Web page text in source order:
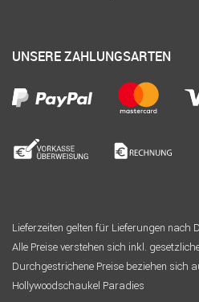
UNSERE ZAHLUNGSARTEN
Lieferzeiten gelten für Lieferungen nach
Alle Preise verstehen sich inkl.
Durchgestrichene Preise beziehen sich
Hollywoodschaukel Paradies